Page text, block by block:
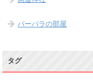
バーバラの部屋
タグ